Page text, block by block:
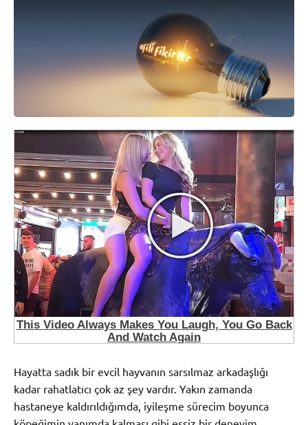
Hayatta sadık bir evcil hayvanın sarsılmaz arkadaşlığı
kadar rahatlatıcı çok az şey vardır. Yakın zamanda
hastaneye kaldırıldığımda, iyileşme sürecim boyunca